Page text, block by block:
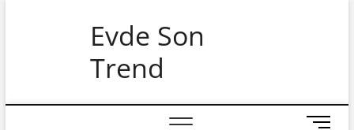
Evde Son
Trend
M